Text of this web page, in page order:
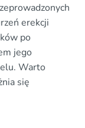
erekcji
po
jego
Warto
się